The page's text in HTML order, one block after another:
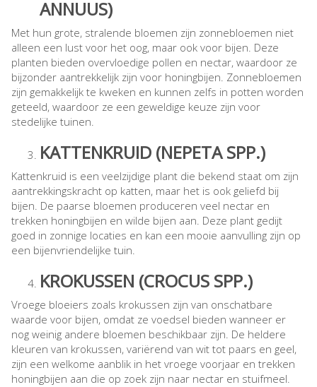
ANNUUS)
Met hun grote, stralende bloemen zijn zonnebloemen niet
alleen een lust voor het oog, maar ook voor bijen. Deze
planten bieden overvloedige pollen en nectar, waardoor ze
bijzonder aantrekkelijk zijn voor honingbijen. Zonnebloemen
zijn gemakkelijk te kweken en kunnen zelfs in potten worden
geteeld, waardoor ze een geweldige keuze zijn voor
stedelijke tuinen.
KATTENKRUID (NEPETA SPP.)
Kattenkruid is een veelzijdige plant die bekend staat om zijn
aantrekkingskracht op katten, maar het is ook geliefd bij
bijen. De paarse bloemen produceren veel nectar en
trekken honingbijen en wilde bijen aan. Deze plant gedijt
goed in zonnige locaties en kan een mooie aanvulling zijn op
een bijenvriendelijke tuin.
KROKUSSEN (CROCUS SPP.)
Vroege bloeiers zoals krokussen zijn van onschatbare
waarde voor bijen, omdat ze voedsel bieden wanneer er
nog weinig andere bloemen beschikbaar zijn. De heldere
kleuren van krokussen, variërend van wit tot paars en geel,
zijn een welkome aanblik in het vroege voorjaar en trekken
honingbijen aan die op zoek zijn naar nectar en stuifmeel.